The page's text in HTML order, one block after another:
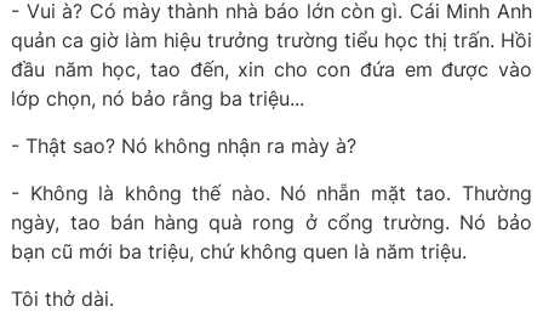
- Vui à? Có mày thành nhà báo lớn còn gì. Cái Minh Anh
quản ca giờ làm hiệu trưởng trường tiểu học thị trấn. Hồi
đầu năm học, tao đến, xin cho con đứa em được vào
lớp chọn, nó bảo rằng ba triệu...
- Thật sao? Nó không nhận ra mày à?
- Không là không thế nào. Nó nhẵn mặt tao. Thường
ngày, tao bán hàng quà rong ở cổng trường. Nó bảo
bạn cũ mới ba triệu, chứ không quen là năm triệu.
Tôi thở dài.